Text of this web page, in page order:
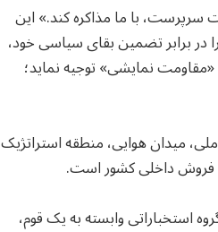
با ما مذاکره کند.» این
برابر تضمین بقای سیاسی خود،
«مقاومت نمایشی» توجیه نماید؛
میدان هوایی، منطقه استراتژیک
فروش داخلی کشور است.
استخباراتی وابسته به یک قوم،